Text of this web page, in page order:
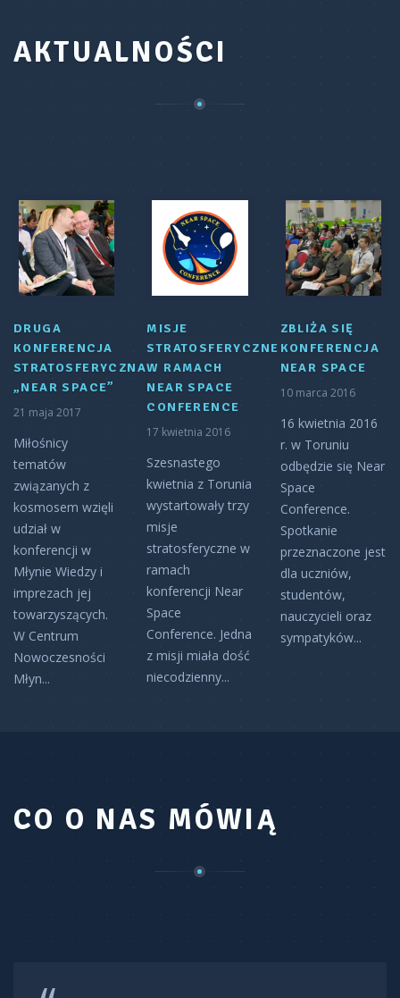
AKTUALNOŚCI
DRUGA
KONFERENCJA
STRATOSFERYCZNA
„NEAR SPACE”
21 maja 2017
Miłośnicy
tematów
związanych z
kosmosem wzięli
udział w
konferencji w
Młynie Wiedzy i
imprezach jej
towarzyszących.
W Centrum
Nowoczesności
Młyn...
MISJE
STRATOSFERYCZNE
W RAMACH
NEAR SPACE
CONFERENCE
17 kwietnia 2016
Szesnastego
kwietnia z Torunia
wystartowały trzy
misje
stratosferyczne w
ramach
konferencji Near
Space
Conference. Jedna
z misji miała dość
niecodzienny...
ZBLIŻA SIĘ
KONFERENCJA
NEAR SPACE
10 marca 2016
16 kwietnia 2016
r. w Toruniu
odbędzie się Near
Space
Conference.
Spotkanie
przeznaczone jest
dla uczniów,
studentów,
nauczycieli oraz
sympatyków...
CO O NAS MÓWIĄ